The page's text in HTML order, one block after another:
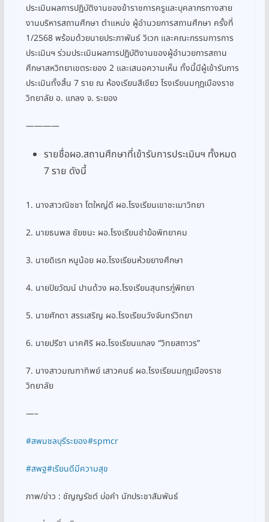
ประเมินผลการปฏิบัติงานของข้าราชการครูและบุคลากรทางสาย
งานบริหารสถานศึกษา ตำแหน่ง ผู้อำนวยการสถานศึกษา ครั้งที่
1/2568 พร้อมด้วยนายประภาพันธ์ วิเวก และคณะกรรมการการ
ประเมินฯ ร่วมประเมินผลการปฏิบัติงานของผู้อำนวยการสถาน
ศึกษาสหวิทยาเขตระยอง 2 และเสนอความเห็น ทั้งนี้มีผู้เข้ารับการ
ประเมินทั้งสิ้น 7 ราย ณ ห้องเรียนสีเขียว โรงเรียนมกุฎเมืองราช
วิทยาลัย อ. แกลง จ. ระยอง
————
รายชื่อผอ.สถานศึกษาที่เข้ารับการประเมินฯ ทั้งหมด
7 ราย ดังนี้
1. นางสาวณิชชา โตใหญ่ดี ผอ.โรงเรียนเขาชะเมาวิทยา
2. นายธนพล ชัยชนะ ผอ.โรงเรียนชำฆ้อพิทยาคม
3. นายดิเรก หนูน้อย ผอ.โรงเรียนห้วยยางศึกษา
4. นายปิยวัฒน์ ปานด้วง ผอ.โรงเรียนสุนทรภู่พิทยา
5. นายศักดา สรรเสริญ ผอ.โรงเรียนวังจันทร์วิทยา
6. นายปรีชา นาคศิริ ผอ.โรงเรียนแกลง “วิทยสถาวร”
7. นางสาวมณฑาทิพย์ เสาวคนธ์ ผอ.โรงเรียนมกุฎเมืองราช
วิทยาลัย
—–
#สพมชลบุรีระยอง#spmcr
#สพฐ#เรียนดีมีความสุข
ภาพ/ข่าว : ชัญญรัชต์ บ่อคำ นักประชาสัมพันธ์